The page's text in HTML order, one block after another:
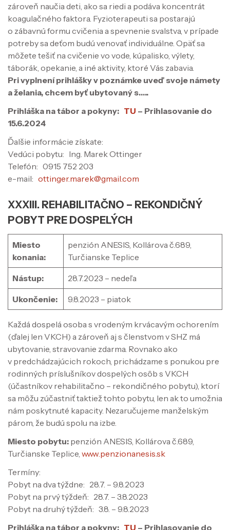
zároveň naučia deti, ako sa riedi a podáva koncentrát
koagulačného faktora. Fyzioterapeuti sa postarajú
o zábavnú formu cvičenia a spevnenie svalstva, v prípade
potreby sa deťom budú venovať individuálne. Opäť sa
môžete tešiť na cvičenie vo vode, kúpalisko, výlety,
táborák, opekanie, a iné aktivity, ktoré Vás zabavia.
Pri vyplnení prihlášky v poznámke uveď svoje námety
a želania, chcem byť ubytovaný s…..
Prihláška na tábor a pokyny: TU – Prihlasovanie do
15.6.2024
Ďalšie informácie získate:
Vedúci pobytu: Ing. Marek Ottinger
Telefón: 0915 752 203
e-mail: ottinger.marek@gmail.com
XXXIII. REHABILITAČNO – REKONDIČNÝ
POBYT PRE DOSPELÝCH
Miesto
konania:
penzión ANESIS, Kollárova č.689,
Turčianske Teplice
Nástup: 28.7.2023 – nedeľa
Ukončenie: 9.8.2023 – piatok
Každá dospelá osoba s vrodeným krvácavým ochorením
(ďalej len VKCH) a zároveň aj s členstvom v SHZ má
ubytovanie, stravovanie zdarma. Rovnako ako
v predchádzajúcich rokoch, prichádzame s ponukou pre
rodinných príslušníkov dospelých osôb s VKCH
(účastníkov rehabilitačno – rekondičného pobytu), ktorí
sa môžu zúčastniť taktiež tohto pobytu, len ak to umožnia
nám poskytnuté kapacity. Nezaručujeme manželským
párom, že budú spolu na izbe.
Miesto pobytu: penzión ANESIS, Kollárova č.689,
Turčianske Teplice, www.penzionanesis.sk
Termíny:
Pobyt na dva týždne: 28.7. – 9.8.2023
Pobyt na prvý týždeň: 28.7. – 3.8.2023
Pobyt na druhý týždeň: 3.8. – 9.8.2023
Prihláška na tábor a pokyny: TU – Prihlasovanie do